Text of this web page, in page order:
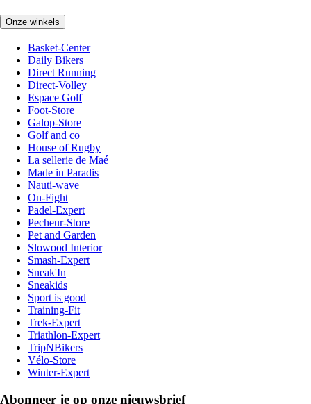
Onze winkels
Basket-Center
Daily Bikers
Direct Running
Direct-Volley
Espace Golf
Foot-Store
Galop-Store
Golf and co
House of Rugby
La sellerie de Maé
Made in Paradis
Nauti-wave
On-Fight
Padel-Expert
Pecheur-Store
Pet and Garden
Slowood Interior
Smash-Expert
Sneak'In
Sneakids
Sport is good
Training-Fit
Trek-Expert
Triathlon-Expert
TripNBikers
Vélo-Store
Winter-Expert
Abonneer je op onze nieuwsbrief